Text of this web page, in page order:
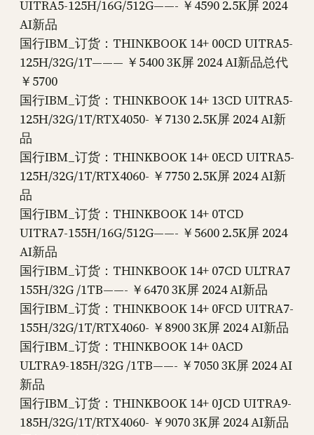
UITRA5-125H/16G/512G——- ￥4590 2.5K屏 2024
AI新品
国行IBM_订货：THINKBOOK 14+ 00CD UITRA5-
125H/32G/1T——— ￥5400 3K屏 2024 AI新品总代
￥5700
国行IBM_订货：THINKBOOK 14+ 13CD UITRA5-
125H/32G/1T/RTX4050- ￥7130 2.5K屏 2024 AI新
品
国行IBM_订货：THINKBOOK 14+ 0ECD UITRA5-
125H/32G/1T/RTX4060- ￥7750 2.5K屏 2024 AI新
品
国行IBM_订货：THINKBOOK 14+ 0TCD
UITRA7-155H/16G/512G——- ￥5600 2.5K屏 2024
AI新品
国行IBM_订货：THINKBOOK 14+ 07CD ULTRA7
155H/32G /1TB——- ￥6470 3K屏 2024 AI新品
国行IBM_订货：THINKBOOK 14+ 0FCD UITRA7-
155H/32G/1T/RTX4060- ￥8900 3K屏 2024 AI新品
国行IBM_订货：THINKBOOK 14+ 0ACD
ULTRA9-185H/32G /1TB——- ￥7050 3K屏 2024 AI
新品
国行IBM_订货：THINKBOOK 14+ 0JCD UITRA9-
185H/32G/1T/RTX4060- ￥9070 3K屏 2024 AI新品